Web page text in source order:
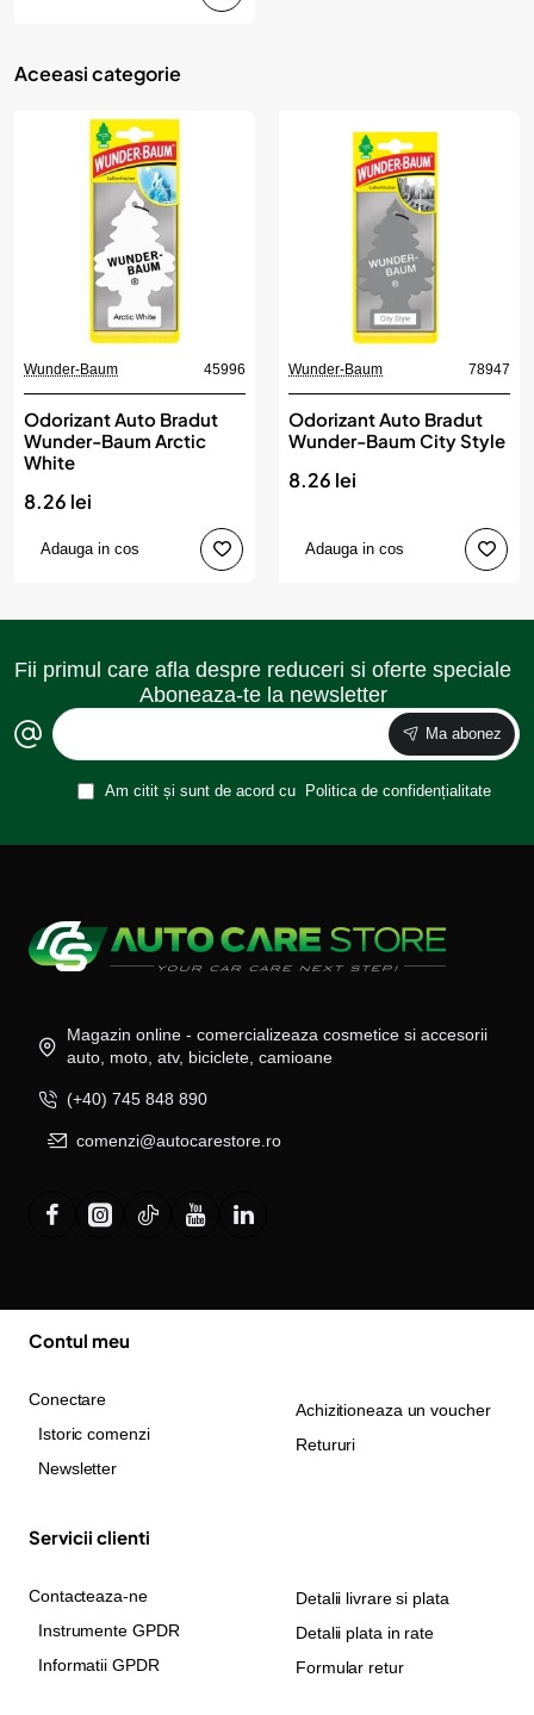
Aceeasi categorie
Wunder-Baum 45996
Odorizant Auto Bradut
Wunder-Baum Arctic
White
8.26 lei
Adauga in cos
Wunder-Baum 78947
Odorizant Auto Bradut
Wunder-Baum City Style
8.26 lei
Adauga in cos
Fii primul care afla despre reduceri si oferte speciale
Aboneaza-te la newsletter
Ma abonez
Am citit și sunt de acord cu Politica de confidențialitate
Magazin online - comercializeaza cosmetice si accesorii
auto, moto, atv, biciclete, camioane
(+40) 745 848 890
comenzi@autocarestore.ro
Contul meu
Conectare
Istoric comenzi
Newsletter
Achizitioneaza un voucher
Retururi
Servicii clienti
Contacteaza-ne
Instrumente GPDR
Informatii GPDR
Detalii livrare si plata
Detalii plata in rate
Formular retur